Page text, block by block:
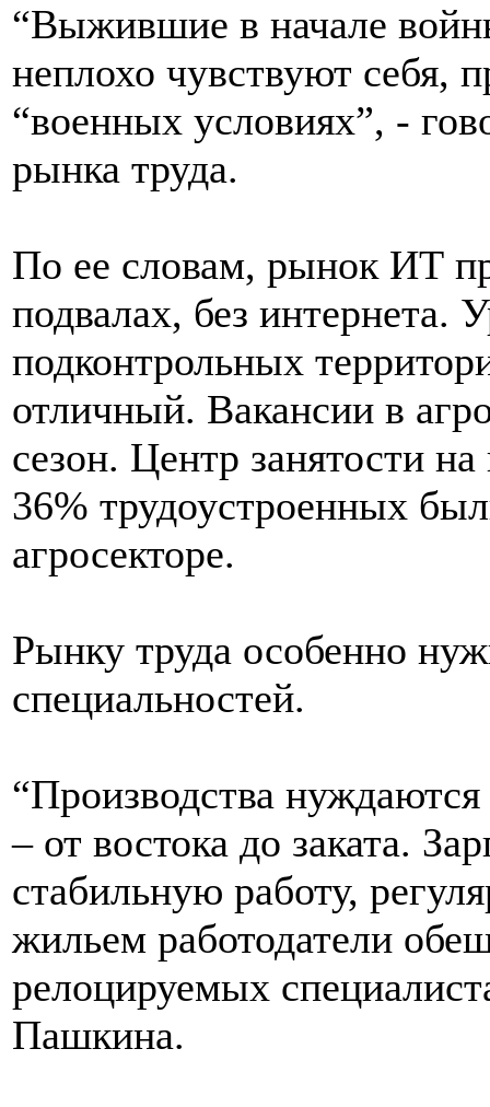
“Выжившие в начале
неплохо чувствуют себя,
“военных условиях”, -
рынка труда.
По ее словам, рынок ИТ
подвалах, без интернета.
подконтрольных
отличный. Вакансии в
сезон. Центр занятости
36% трудоустроенных
агросекторе.
Рынку труда особенно
специальностей.
“Производства
– от востока до заката.
стабильную работу,
жильем работодатели
релоцируемых
Пашкина.